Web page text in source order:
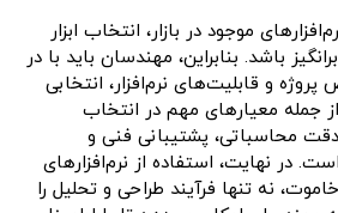
موجود در بازار، انتخاب ابزار
باشد. بنابراین، مهندسان باید با در
و قابلیت‌های نرم‌افزار، انتخابی
جمله معیارهای مهم در انتخاب
دقت محاسباتی، پشتیبانی فنی و
در نهایت، استفاده از نرم‌افزارهای
نه تنها فرآیند طراحی و تحلیل را